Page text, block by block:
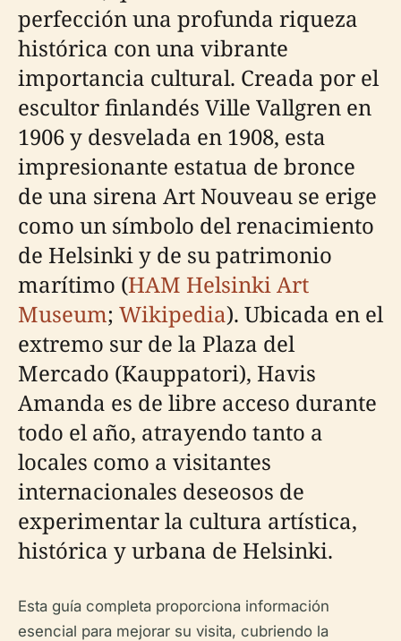
perfección una profunda riqueza
histórica con una vibrante
importancia cultural. Creada por el
escultor finlandés Ville Vallgren en
1906 y desvelada en 1908, esta
impresionante estatua de bronce
de una sirena Art Nouveau se erige
como un símbolo del renacimiento
de Helsinki y de su patrimonio
marítimo (HAM Helsinki Art
Museum; Wikipedia). Ubicada en el
extremo sur de la Plaza del
Mercado (Kauppatori), Havis
Amanda es de libre acceso durante
todo el año, atrayendo tanto a
locales como a visitantes
internacionales deseosos de
experimentar la cultura artística,
histórica y urbana de Helsinki.
Esta guía completa proporciona información
esencial para mejorar su visita, cubriendo la